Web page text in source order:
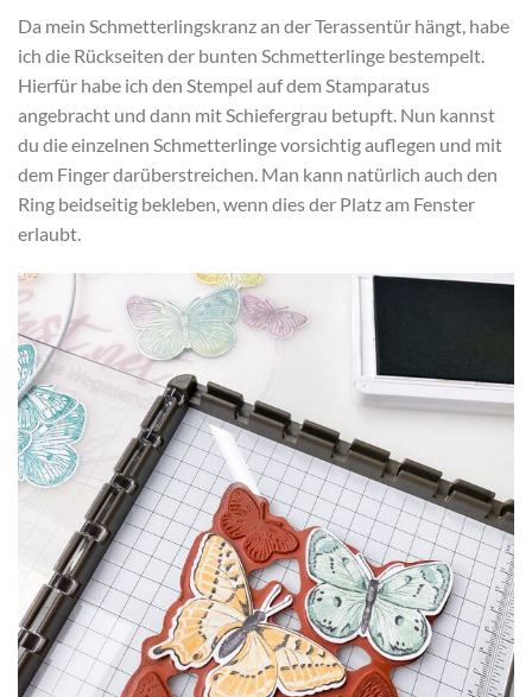
Da mein Schmetterlingskranz an der Terassentür hängt, habe
ich die Rückseiten der bunten Schmetterlinge bestempelt.
Hierfür habe ich den Stempel auf dem Stamparatus
angebracht und dann mit Schiefergrau betupft. Nun kannst
du die einzelnen Schmetterlinge vorsichtig auflegen und mit
dem Finger darüberstreichen. Man kann natürlich auch den
Ring beidseitig bekleben, wenn dies der Platz am Fenster
erlaubt.